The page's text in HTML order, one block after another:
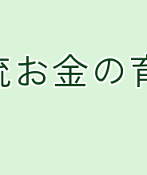
金の